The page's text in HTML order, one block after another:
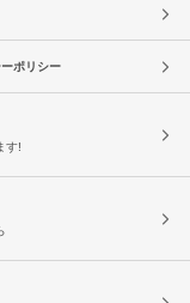
ポリシー
す!